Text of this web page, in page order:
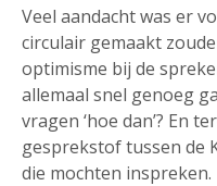
Veel aandacht was er
circulair gemaakt
optimisme bij de
allemaal snel genoeg
vragen ‘hoe dan’? En
gesprekstof tussen de
die mochten inspreken.